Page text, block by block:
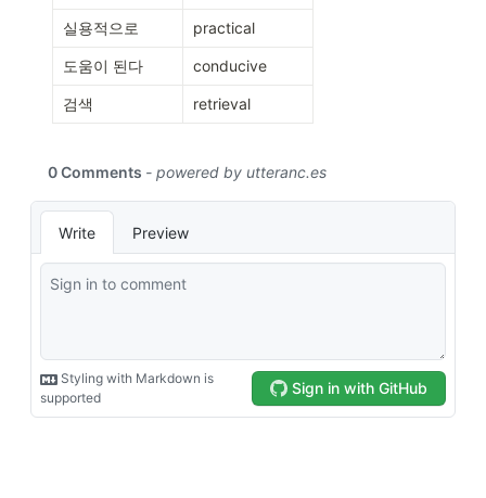
실용적으로 practical
도움이 된다 conducive
검색 retrieval